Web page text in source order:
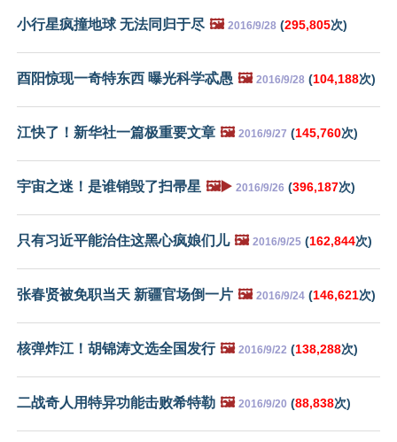
小行星疯撞地球 无法同归于尽 🖼️ 2016/9/28 (295,805次)
酉阳惊现一奇特东西 曝光科学忒愚 🖼️ 2016/9/28 (104,188次)
江快了！新华社一篇极重要文章 🖼️ 2016/9/27 (145,760次)
宇宙之迷！是谁销毁了扫帚星 🖼️▶️ 2016/9/26 (396,187次)
只有习近平能治住这黑心疯娘们儿 🖼️ 2016/9/25 (162,844次)
张春贤被免职当天 新疆官场倒一片 🖼️ 2016/9/24 (146,621次)
核弹炸江！胡锦涛文选全国发行 🖼️ 2016/9/22 (138,288次)
二战奇人用特异功能击败希特勒 🖼️ 2016/9/20 (88,838次)